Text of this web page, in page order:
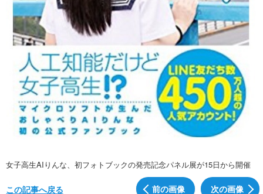
女子高生AIりんな、初フォトブックの発売記念パネル展が15日から開催
前の画像 次の画像
この記事へ戻る